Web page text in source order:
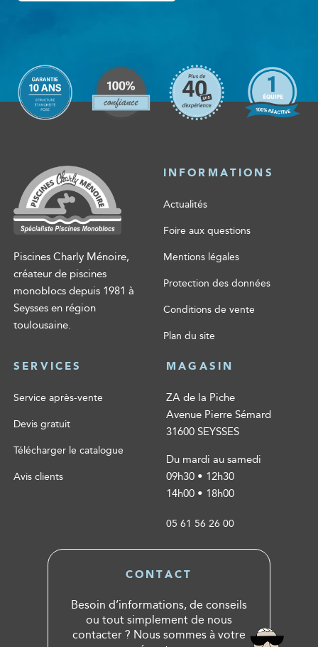
Piscines Charly Ménoire,
créateur de piscines
monoblocs depuis 1981 à
Seysses en région
toulousaine.
INFORMATIONS
Actualités
Foire aux questions
Mentions légales
Protection des données
Conditions de vente
Plan du site
SERVICES
Service après-vente
Devis gratuit
Télécharger le catalogue
Avis clients
MAGASIN
ZA de la Piche
Avenue Pierre Sémard
31600 SEYSSES
Du mardi au samedi
09h30 • 12h30
14h00 • 18h00
05 61 56 26 00
CONTACT
Besoin d’informations, de conseils
ou tout simplement de nous
contacter ? Nous sommes à votre